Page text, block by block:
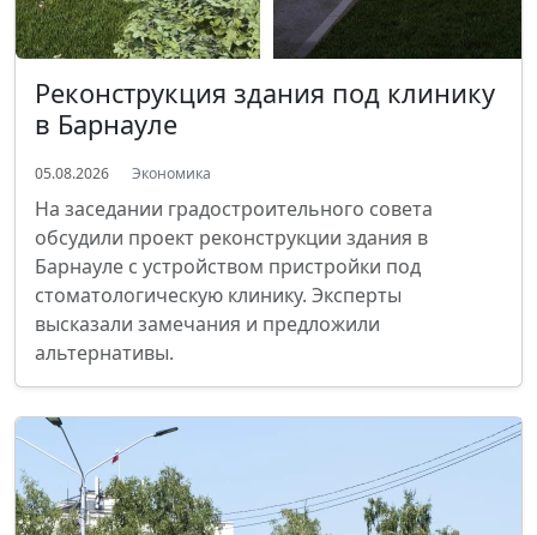
Реконструкция здания под клинику
в Барнауле
05.08.2026 Экономика
На заседании градостроительного совета
обсудили проект реконструкции здания в
Барнауле с устройством пристройки под
стоматологическую клинику. Эксперты
высказали замечания и предложили
альтернативы.